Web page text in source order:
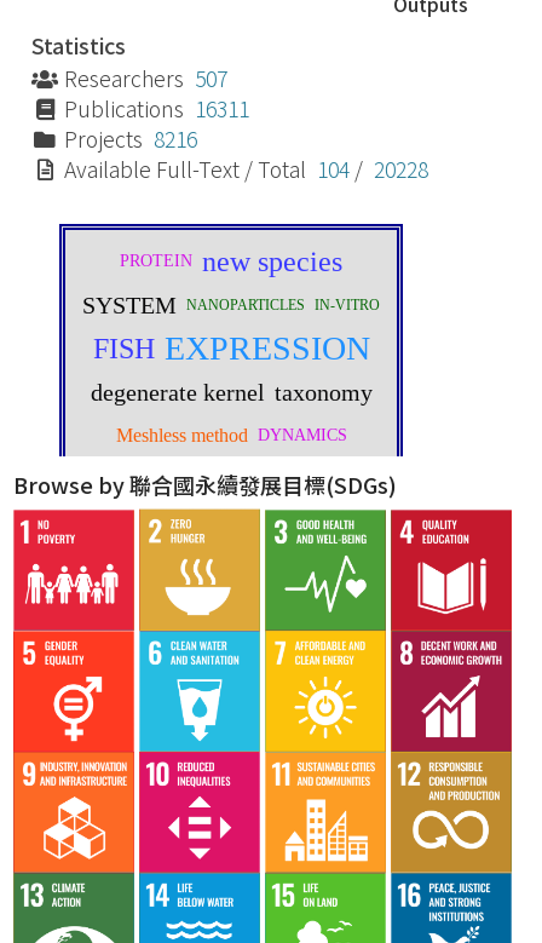
Statistics
Researchers 507
Publications 16311
Projects 8216
Available Full-Text / Total 104 / 20228
Browse by 聯合國永續發展目標(SDGs)